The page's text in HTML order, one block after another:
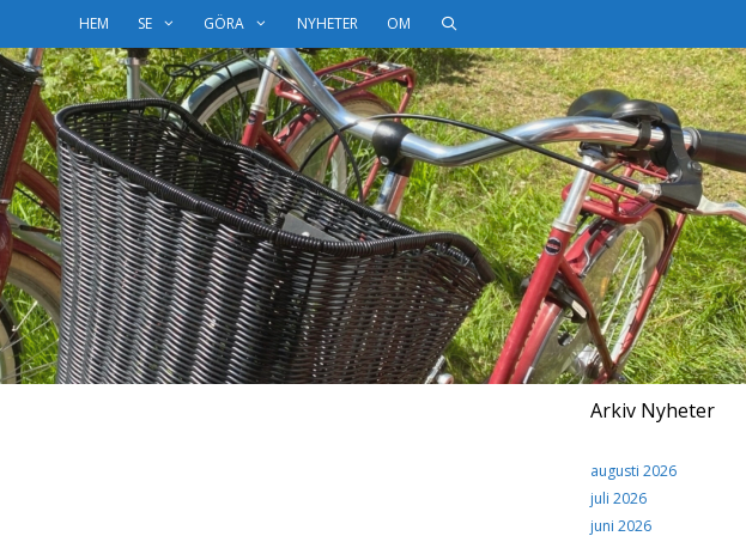
HEM SE GÖRA NYHETER OM
Arkiv Nyheter
augusti 2026
juli 2026
juni 2026